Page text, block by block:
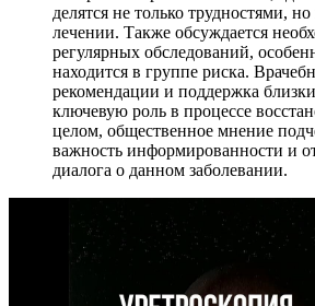
делятся не только трудностями,
лечении. Также обсуждается
регулярных обследований,
находится в группе риска.
рекомендации и поддержка
ключевую роль в процессе
целом, общественное мнение
важность информированности и
диалога о данном заболевании.